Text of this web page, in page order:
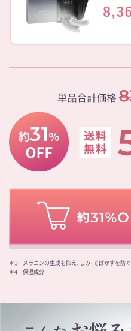
＊1…メラニンの生成を抑え、しみ・そばかすを防ぐ
＊4…保湿成分